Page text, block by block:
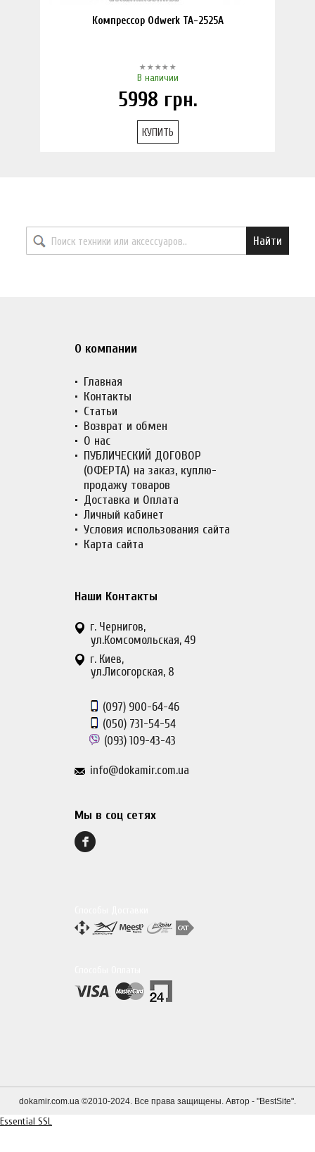
Компрессор Odwerk TA-2525A
В наличии
5998 грн.
КУПИТЬ
Найти
О компании
Главная
Контакты
Статьи
Возврат и обмен
О нас
ПУБЛИЧЕСКИЙ ДОГОВОР
(ОФЕРТА) на заказ, куплю-
продажу товаров
Доставка и Оплата
Личный кабинет
Условия использования сайта
Карта сайта
Наши Контакты
г. Чернигов,
ул.Комсомольская, 49
г. Киев,
ул.Лисогорская, 8
(097) 900-64-46
(050) 731-54-54
(093) 109-43-43
info@dokamir.com.ua
Мы в соц сетях
dokamir.com.ua ©2010-2024. Все права защищены. Автор - "BestSite".
Essential SSL